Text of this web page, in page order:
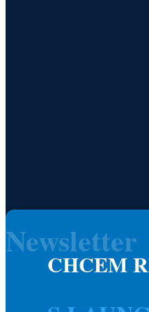
CHCEM
Newsletter